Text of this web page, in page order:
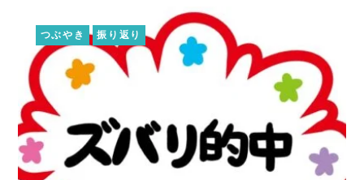
つぶやき 振り返り